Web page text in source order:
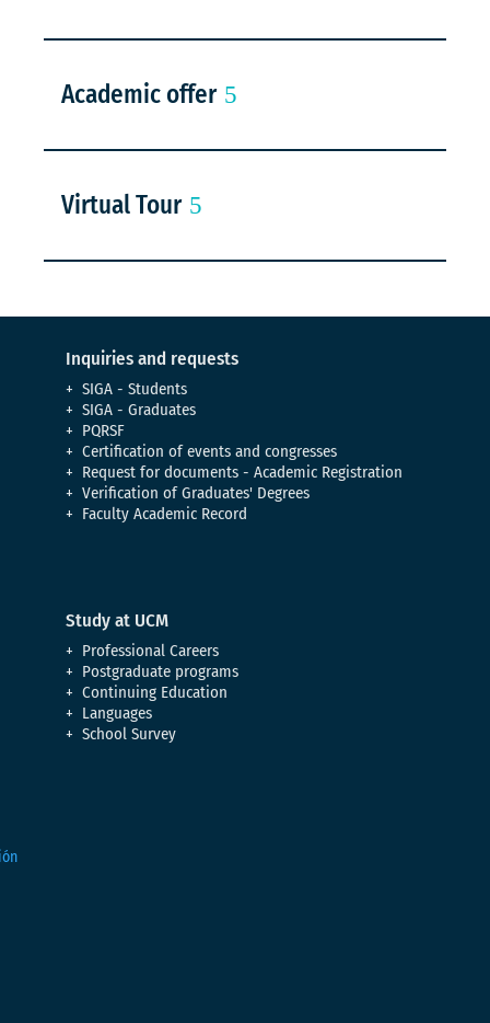
Academic offer
Virtual Tour
Inquiries and requests
SIGA - Students
SIGA - Graduates
PQRSF
Certification of events and congresses
Request for documents - Academic Registration
Verification of Graduates' Degrees
Faculty Academic Record
Study at UCM
Professional Careers
Postgraduate programs
Continuing Education
Languages
School Survey